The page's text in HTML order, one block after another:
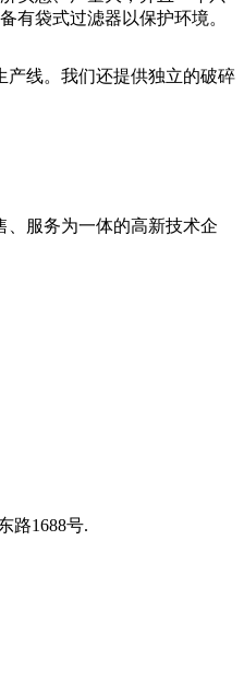
有袋式过滤器以保护环境。
产线。我们还提供独立的破碎
、服务为一体的高新技术企
路1688号.